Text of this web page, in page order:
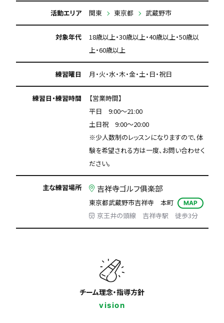
活動エリア 関東 東京都 武蔵野市
対象年代
18歳以上・30歳以上・40歳以上・50歳以
上・60歳以上
練習曜日 月・火・水・木・金・土・日・祝日
練習日・練習時間
【営業時間】
平日 9:00〜21:00
土日祝 9:00〜20:00
※少人数制のレッスンになりますので、体
験を希望される方は一度、お問い合わせく
ださい。
主な練習場所 吉祥寺ゴルフ俱楽部
東京都武蔵野市吉祥寺 本町 MAP
京王井の頭線 吉祥寺駅 徒歩3分
チーム理念・指導方針
vision